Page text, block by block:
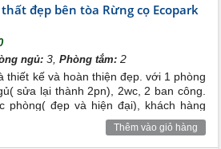
đẹp bên tòa Rừng cọ Ecopark
ngủ: 3,Phòng tắm: 2
thiết kế và hoàn thiện đẹp. với 1 phòng
sửa lại thành 2pn), 2wc, 2 ban công.
phòng( đẹp và hiện đại), khách hàng
cá nhân vào ở. Tiện ích xung quanh
cao
Thêm vào giỏ hàng